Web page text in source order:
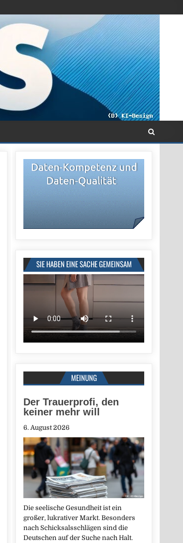
SIE HABEN EINE SACHE GEMEINSAM
MEINUNG
Der Trauerprofi, den
keiner mehr will
6. August 2026
Die seelische Gesundheit ist ein
großer, lukrativer Markt. Besonders
nach Schicksalsschlägen sind die
Deutschen auf der Suche nach Halt.